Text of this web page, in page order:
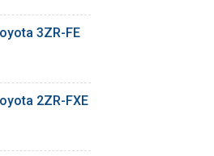
3ZR-FE
2ZR-FXE